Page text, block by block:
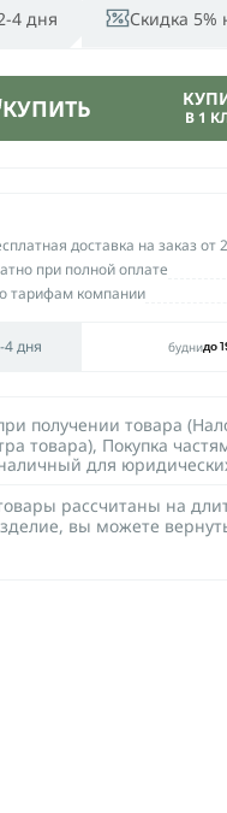
4 дня Скидка 5%
КУПИТЬ В 1
доставка на заказ от
при полной оплате
тарифам компании
4 дня буднидо
получении товара
товара), Покупка
для
рассчитаны на
вы можете